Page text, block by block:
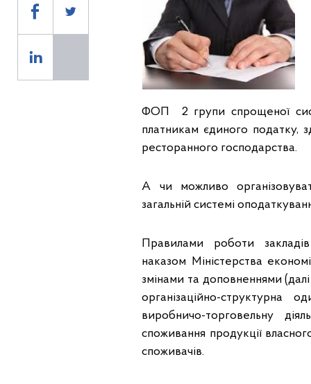
ФОП 2 групи спрощеної
платникам єдиного податку,
ресторанного господарства.
А чи можливо
загальній системі
Правилами роботи
наказом Міністерства
змінами та доповненнями
організаційно-структурна
виробничо-торговельну
споживання продукції
споживачів.